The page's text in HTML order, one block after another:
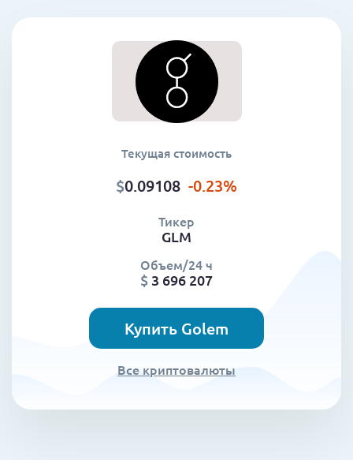
Текущая стоимость
$0.09108 -0.23%
Тикер
GLM
Объем/24 ч
$ 3 696 207
Купить Golem
Все криптовалюты